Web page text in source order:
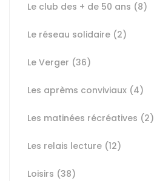
Le club des + de 50 ans (8)
Le réseau solidaire (2)
Le Verger (36)
Les aprèms conviviaux (4)
Les matinées récréatives (2)
Les relais lecture (12)
Loisirs (38)